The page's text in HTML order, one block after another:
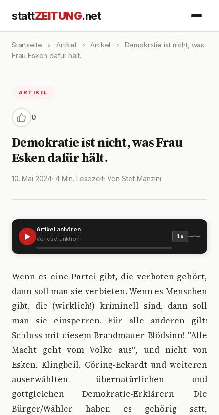
stattZEITUNG.net
Startseite › Artikel › Artikel ›
Demokratie ist nicht, was
Frau Esken dafür hält.
ARTIKEL
0
Demokratie ist nicht, was Frau
Esken dafür hält.
10. Mai 2024· 4 Min. Lesezeit· Von Stef Manzini
▶
Artikel anhören
Vorlesefunktion 1x —:—
Wenn es eine Partei gibt, die verboten gehört,
dann soll man sie verbieten. Wenn es Menschen
gibt, die (wirklich!) kriminell sind, dann soll
man sie einsperren. Für alle anderen gilt:
Schluss mit diesem Brandmauer-Blödsinn! "Alle
Macht geht vom Volke aus“, und nicht von
Esken, Klingbeil, Göring-Eckardt und weiteren
auserwählten übernatürlichen und
gottgleichen Demokratie-Erklärern. Die
Bürger/Wähler haben es gehörig satt,